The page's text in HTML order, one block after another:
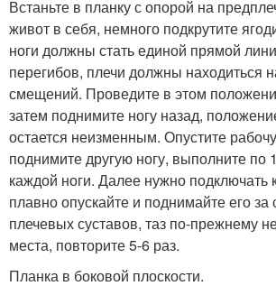
Встаньте в планку с опорой на
живот в себя, немного подкрутите
ноги должны стать единой прямой
перегибов, плечи должны находиться
смещений. Проведите в этом
затем поднимите ногу назад,
остается неизменным. Опустите
поднимите другую ногу, выполните по
каждой ноги. Далее нужно подключать
плавно опускайте и поднимайте его за
плечевых суставов, таз по-прежнему
места, повторите 5-6 раз.
Планка в боковой плоскости.